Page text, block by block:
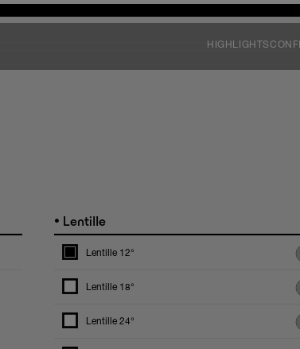
HIGHLIGHTS
• Lentille
Lentille 12°
Lentille 18°
Lentille 24°